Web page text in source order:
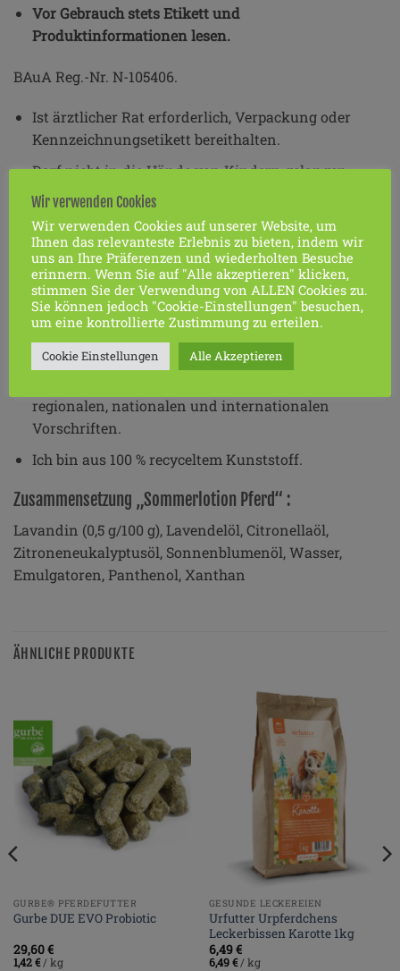
Vor Gebrauch stets Etikett und
Produktinformationen lesen.
BAuA Reg.-Nr. N-105406.
Ist ärztlicher Rat erforderlich, Verpackung oder
Kennzeichnungsetikett bereithalten.
Darf nicht in die Hände von Kindern gelangen.
Bei Kontakt mit den Augen, diese bei geöffnetem
Lidspalt mehrere Minuten mit fließendem Wasser
spülen.
Freisetzung in die Umwelt vermeiden.
Schädlich für Wasserorganismen, mit langfristiger
Wirkung.
Entsorgung von Produktinhalt und Behälter nur
regionalen, nationalen und internationalen
Vorschriften.
Ich bin aus 100 % recyceltem Kunststoff.
Zusammensetzung „Sommerlotion Pferd“ :
Lavandin (0,5 g/100 g), Lavendelöl, Citronellaöl,
Zitroneneukalyptusöl, Sonnenblumenöl, Wasser,
Emulgatoren, Panthenol, Xanthan
ÄHNLICHE PRODUKTE
GURBE® PFERDEFUTTER
Gurbe DUE EVO Probiotic
29,60€
1,42€/kg
GESUNDE LECKEREIEN
Urfutter Urpferdchens
Leckerbissen Karotte 1kg
6,49€
6,49€/kg
Wir verwenden Cookies
Wir verwenden Cookies auf unserer Website, um
Ihnen das relevanteste Erlebnis zu bieten, indem wir
uns an Ihre Präferenzen und wiederholten Besuche
erinnern. Wenn Sie auf "Alle akzeptieren" klicken,
stimmen Sie der Verwendung von ALLEN Cookies zu.
Sie können jedoch "Cookie-Einstellungen" besuchen,
um eine kontrollierte Zustimmung zu erteilen.
Cookie Einstellungen Alle Akzeptieren